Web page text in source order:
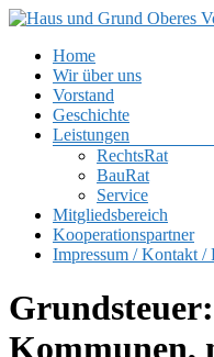
Zum
springen
Haus
und
Grund
Oberes
Volmetal
Menü
Home
Wir über uns
Vorstand
Geschichte
Leistungen
RechtsRat
BauRat
Service
Mitgliedsbereich
Kooperationspartner
Impressum / Kontakt /
Kommunen,